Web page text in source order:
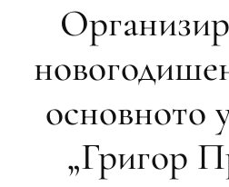
основното
„Григор